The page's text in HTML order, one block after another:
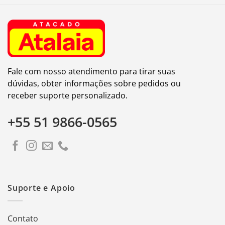
Fale com nosso atendimento para tirar suas
dúvidas, obter informações sobre pedidos ou
receber suporte personalizado.
+55 51 9866-0565
Suporte e Apoio
Contato